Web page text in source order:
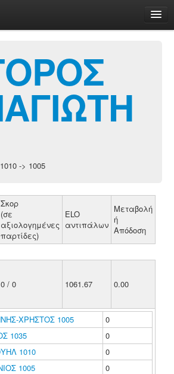
-> 1005
Σκορ
(σε
αξιολογημένες
παρτίδες)
ELO
αντιπάλων
Μεταβολή
ή
Απόδοση
0 / 0 1061.67 0.00
ΧΡΗΣΤΟΣ 1005
0
1035
0
1010
0
1005
0